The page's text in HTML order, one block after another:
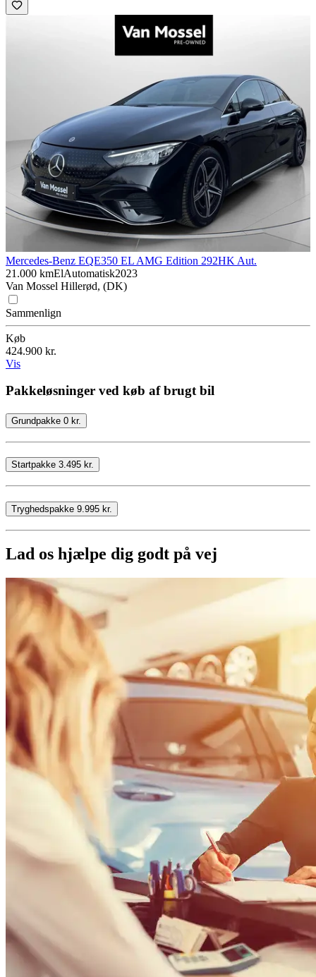
Mercedes-Benz EQE350 EL AMG Edition 292HK Aut.
21.000 kmElAutomatisk2023
Van Mossel Hillerød, (DK)
Sammenlign
Køb
424.900 kr.
Vis
Pakkeløsninger ved køb af brugt bil
Grundpakke 0 kr.
Startpakke 3.495 kr.
Tryghedspakke 9.995 kr.
Lad os hjælpe dig godt på vej